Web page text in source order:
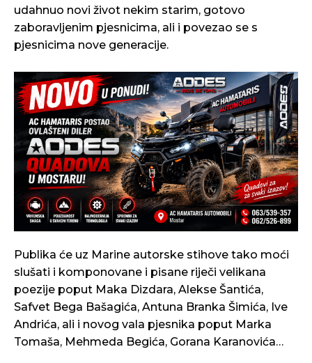
udahnuo novi život nekim starim, gotovo
zaboravljenim pjesnicima, ali i povezao se s
pjesnicima nove generacije.
Publika će uz Marine autorske stihove tako moći
slušati i komponovane i pisane riječi velikana
poezije poput Maka Dizdara, Alekse Šantića,
Safvet Bega Bašagića, Antuna Branka Šimića, Ive
Andrića, ali i novog vala pjesnika poput Marka
Tomaša, Mehmeda Begića, Gorana Karanovića…